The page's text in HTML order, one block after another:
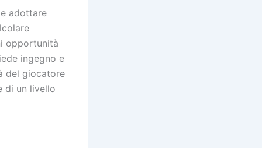
adottare
opportunità
ingegno e
del giocatore
di un livello